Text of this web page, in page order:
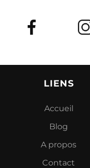
LIENS
Accueil
Blog
A propos
Contact